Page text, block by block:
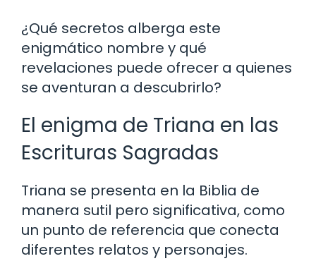
¿Qué secretos alberga este
enigmático nombre y qué
revelaciones puede ofrecer a quienes
se aventuran a descubrirlo?
El enigma de Triana en las
Escrituras Sagradas
Triana se presenta en la Biblia de
manera sutil pero significativa, como
un punto de referencia que conecta
diferentes relatos y personajes.